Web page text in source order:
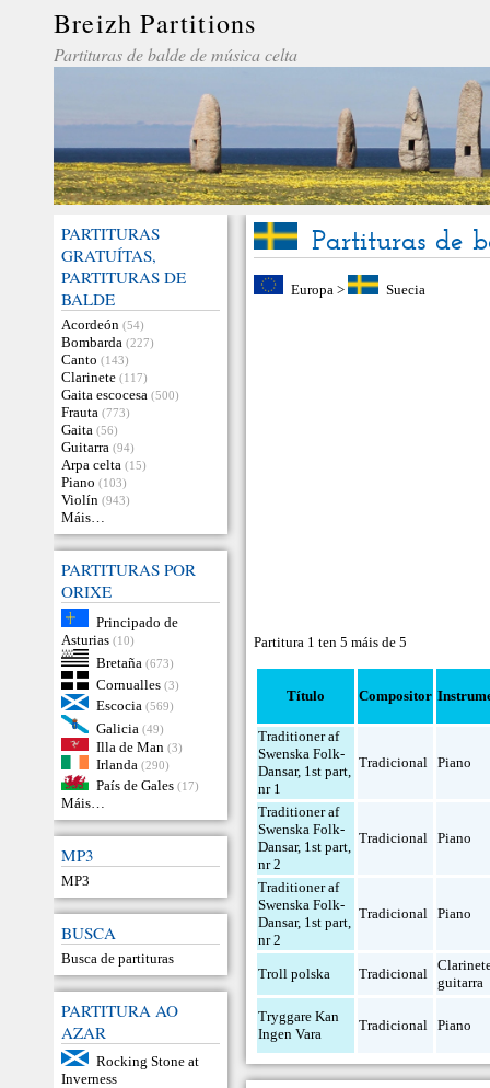
Breizh Partitions
Partituras de balde de música celta
PARTITURAS
GRATUÍTAS,
PARTITURAS DE
BALDE
Acordeón (54)
Bombarda (227)
Canto (143)
Clarinete (117)
Gaita escocesa (500)
Frauta (773)
Gaita (56)
Guitarra (94)
Arpa celta (15)
Piano (103)
Violín (943)
Máis…
PARTITURAS POR
ORIXE
Principado de
Asturias (10)
Bretaña (673)
Cornualles (3)
Escocia (569)
Galicia (49)
Illa de Man (3)
Irlanda (290)
País de Gales (17)
Máis…
MP3
MP3
BUSCA
Busca de partituras
PARTITURA AO
AZAR
Rocking Stone at
Inverness
Partituras de
Europa> Suecia
Partitura 1 ten 5 máis de 5
Título Compositor
Traditioner af
Swenska Folk-
Dansar, 1st part,
nr 1
Tradicional Piano
Traditioner af
Swenska Folk-
Dansar, 1st part,
nr 2
Tradicional Piano
Traditioner af
Swenska Folk-
Dansar, 1st part,
nr 2
Tradicional Piano
Troll polska Tradicional
guitarra
Tryggare Kan
Ingen Vara
Tradicional Piano